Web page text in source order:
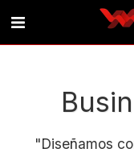
"Diseñamos